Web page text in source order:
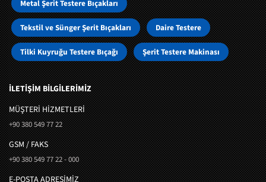
Metal Şerit Testere Bıçakları
Tekstil ve Sünger Şerit Bıçakları Daire Testere
Tilki Kuyruğu Testere Bıçağı Şerit Testere Makinası
İLETİŞİM BİLGİLERİMİZ
MÜŞTERI HIZMETLERI
+90 380 549 77 22
GSM / FAKS
+90 380 549 77 22 - 000
E-POSTA ADRESİMİZ